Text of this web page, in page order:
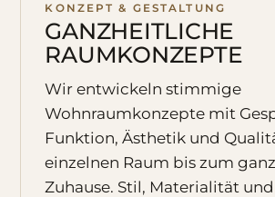
KONZEPT & GESTALTUNG
GANZHEITLICHE
RAUMKONZEPTE
Wir entwickeln stimmige
Wohnraumkonzepte mit
Funktion, Ästhetik und
einzelnen Raum bis zum
Zuhause. Stil, Materialität und